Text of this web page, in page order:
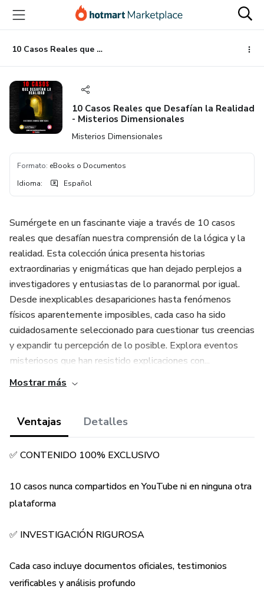
principal
página
de
página
10 Casos Reales que Desafían la Realidad - Misterios Dimensionales
10 Casos Reales que Desafían la Realidad
- Misterios Dimensionales
Misterios Dimensionales
Formato: eBooks o Documentos
Idioma: Español
Sumérgete en un fascinante viaje a través de 10 casos
reales que desafían nuestra comprensión de la lógica y la
realidad. Esta colección única presenta historias
extraordinarias y enigmáticas que han dejado perplejos a
investigadores y entusiastas de lo paranormal por igual.
Desde inexplicables desapariciones hasta fenómenos
físicos aparentemente imposibles, cada caso ha sido
cuidadosamente seleccionado para cuestionar tus creencias
y expandir tu percepción de lo posible. Explora eventos
misteriosos que han resistido explicaciones con...
Mostrar más
Ventajas Detalles
✅ CONTENIDO 100% EXCLUSIVO
10 casos nunca compartidos en YouTube ni en ninguna otra
plataforma
✅ INVESTIGACIÓN RIGUROSA
Cada caso incluye documentos oficiales, testimonios
verificables y análisis profundo